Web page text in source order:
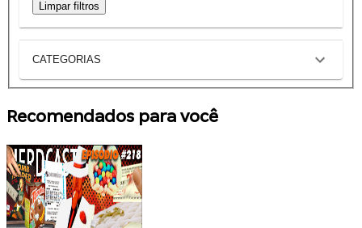
Limpar filtros
CATEGORIAS
Recomendados para você